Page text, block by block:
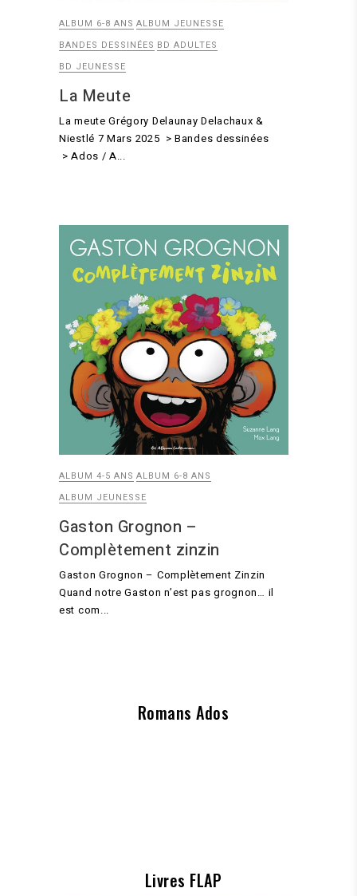
ALBUM 6-8 ANS ALBUM JEUNESSE
BANDES DESSINÉES BD ADULTES
BD JEUNESSE
La Meute
La meute Grégory Delaunay Delachaux &
Niestlé 7 Mars 2025 > Bandes dessinées
> Ados / A...
ALBUM 4-5 ANS ALBUM 6-8 ANS
ALBUM JEUNESSE
Gaston Grognon –
Complètement zinzin
Gaston Grognon – Complètement Zinzin
Quand notre Gaston n’est pas grognon… il
est com...
Romans Ados
Livres FLAP